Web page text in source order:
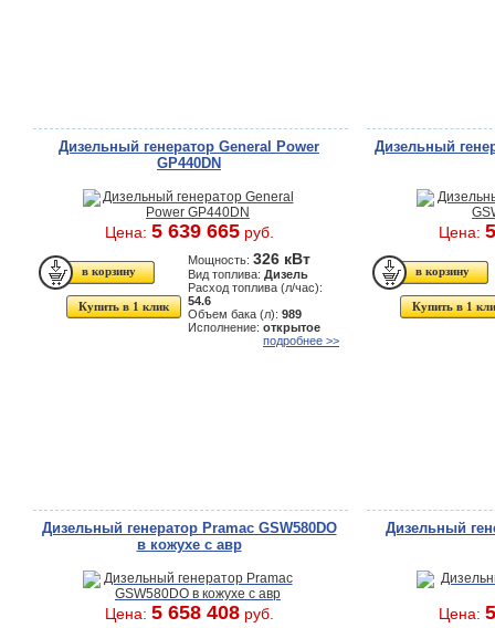
Дизельный генератор General Power
GP440DN
Цена: 5 639 665руб.
Купить в 1 клик
Мощность: 326 кВт
Вид топлива: Дизель
Расход топлива (л/час):
54.6
Объем бака (л): 989
Исполнение: открытое
подробнее >>
Дизельный
Цена:
Купить в 1
Дизельный генератор Pramac GSW580DO
в кожухе с авр
Цена: 5 658 408руб.
Дизельный
Цена: